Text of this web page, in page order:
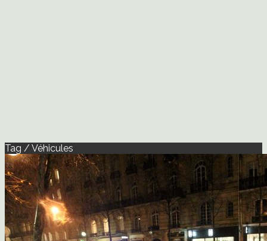
Tag / Véhicules